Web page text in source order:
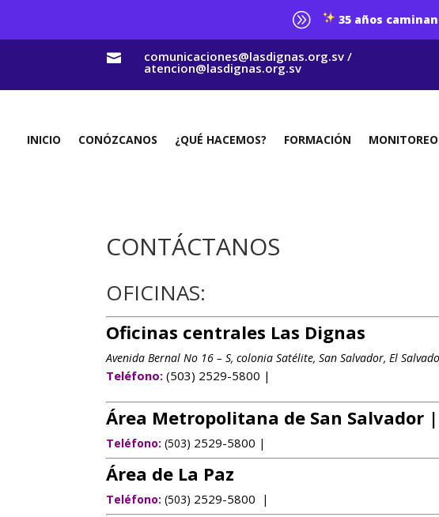
A 35 años
 comunicaciones@lasdignas.org.sv /
atencion@lasdignas.org.sv
INICIO CONÓZCANOS ¿QUÉ HACEMOS? FORMACIÓN
CONTÁCTANOS
OFICINAS:
Oficinas centrales Las Dignas
Avenida Bernal No 16 – S, colonia Satélite, San Salvador, El
Teléfono: (503) 2529-5800 |
Área Metropolitana de San Salvador
Teléfono: (503) 2529-5800 |
Área de La Paz
Teléfono: (503) 2529-5800 |